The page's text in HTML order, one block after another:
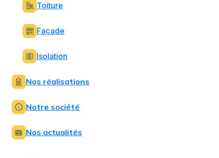
Toiture
Façade
Isolation
Nos réalisations
Notre société
Nos actualités